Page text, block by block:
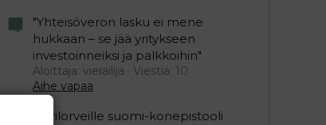
"Yhteisöveron lasku ei mene
hukkaan – se jää yritykseen
investoinneiksi ja palkkoihin"
Aloittaja: vierailija
Viestiä: 10
Aihe vapaa
Ukrilorveille suomi-konepistooli